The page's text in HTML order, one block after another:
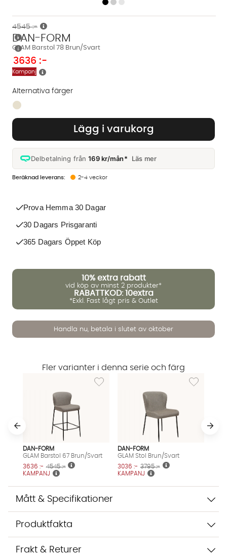
GLAM Barstol 78 Brun/Svart
DAN-FORM
3636 :-
4545 :-
Kampanj
Lägg i varukorg
Delbetalning från169 kr/mån* Läs mer
2-4 veckor
Alternativa färger
Finns även i dessa färger:
Prova Hemma 30 Dagar
30 Dagars Prisgaranti
365 Dagars Öppet Köp
10% extra rabatt
vid köp av minst 2 produkter*
RABATTKOD: 10extra
*Exkl. Fast lågt pris & Outlet
Handla nu, betala i slutet av oktober
Fler varianter i denna serie och färg
Lägg till i önskelista: GLAM Barstol 67 Brun/
DAN-FORM
GLAM Barstol 67 Brun/Svart
KAMPANJ
3636 :- 4545 :-
Lägg till i
DAN-FORM
GLAM Stol Brun/Svart
KAMPANJ
3036 :- 3795 :-
Mått & Specifikationer
Produktfakta
Frakt & Returer
Vi använder AI för att svara på dina frågor. Konversationen
sparas i upp till 24 timmar för att kunna hjälpa dig. Vi delar
inte dina uppgifter med tredje part. Läs mer i vår
Starta chatten